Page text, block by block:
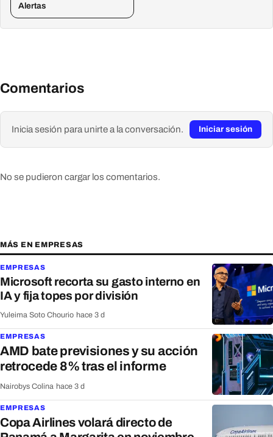
Alertas
Comentarios
Inicia sesión para unirte a la conversación. Iniciar sesión
No se pudieron cargar los comentarios.
MÁS EN EMPRESAS
EMPRESAS
Microsoft recorta su gasto interno en
IA y fija topes por división
Yuleima Soto Chourio hace 3 d
EMPRESAS
AMD bate previsiones y su acción
retrocede 8% tras el informe
Nairobys Colina hace 3 d
EMPRESAS
Copa Airlines volará directo de